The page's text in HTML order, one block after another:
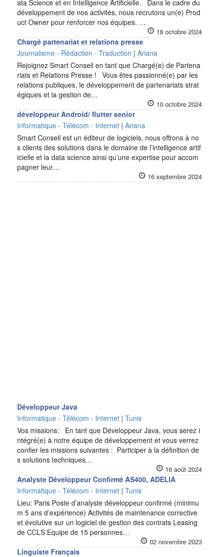
ata Science et en Intelligence Artificielle. Dans le cadre du
développement de nos activités, nous recrutons un(e) Prod
uct Owner pour renforcer nos équipes. …
18 octobre 2024
Chargé partenariat et relations presse
Journalisme - Rédaction - Traduction | Ariana
Rejoignez Smart Conseil en tant que Chargé(e) de Partena
riats et Relations Presse ! Vous êtes passionné(e) par les
relations publiques, le développement de partenariats strat
égiques et la gestion de…
10 octobre 2024
développeur Android/ flutter senior
Informatique - Télécom - Internet | Ariana
Smart Conseil est un éditeur de logiciels, nous offrons à no
s clients des solutions dans le domaine de l’intelligence artif
icielle et la data science ainsi qu’une expertise pour accom
pagner leur…
16 septembre 2024
Développeur Java
Informatique - Télécom - Internet | Tunis
Vos missions: En tant que Développeur Java, vous serez i
ntégré(e) à notre équipe de développement et vous verrez
confier les missions suivantes : Participer à la définition de
s solutions techniques…
16 août 2024
Analyste Développeur Confirmé AS400, ADELIA
Informatique - Télécom - Internet | Tunis
Lieu: Paris Poste d’analyste développeur confirmé (minimu
m 5 ans d’expérience) Activités de maintenance corrective
et évolutive sur un logiciel de gestion des contrats Leasing
de CCLS Equipe de 15 personnes…
02 novembre 2023
Linguiste Français